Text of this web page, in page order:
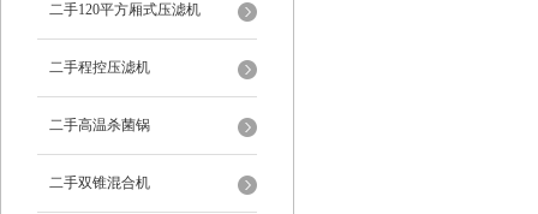
二手120平方厢式压滤机
二手程控压滤机
二手高温杀菌锅
二手双锥混合机